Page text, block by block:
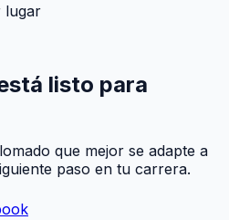
lugar
listo para
que mejor se adapte a
paso en tu carrera.